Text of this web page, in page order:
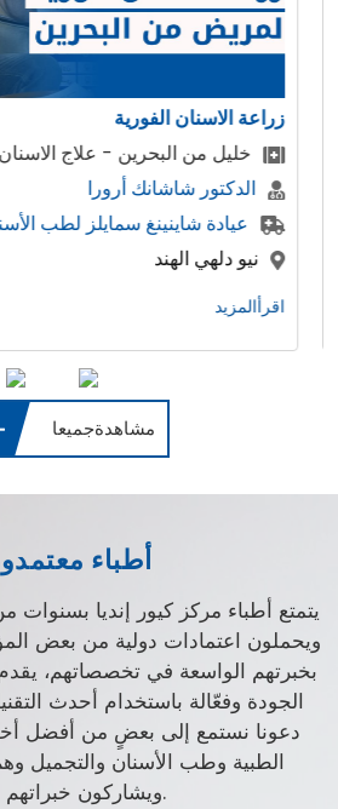
زراعة الاسنان الفورية
خليل من البحرين - علاج الاسنان
الدكتور شاشانك أرورا
عيادة شاينينغ سمايلز لطب
نيو دلهي الهند
اقرأالمزيد
مشاهدةجميعا
أطباء
يتمتع أطباء مركز كيور إنديا بسنوات
ويحملون اعتمادات دولية من بعض
بخبرتهم الواسعة في تخصصاتهم، يقدم
الجودة وفعّالة باستخدام أحدث
دعونا نستمع إلى بعضٍ من أفضل
الطبية وطب الأسنان والتجميل
ويشاركون خبراتهم معنا.